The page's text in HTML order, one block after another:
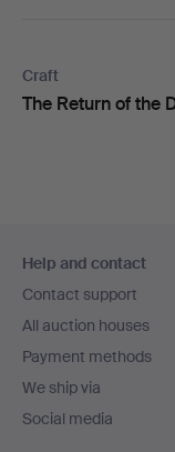
Craft
The Return of the
navigation
Help and contact
Contact support
All auction houses
Payment methods
We ship via
Social media